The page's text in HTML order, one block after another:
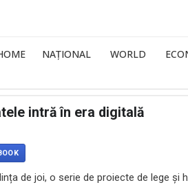
NAȚIONAL WORLD
intră în era digitală
de joi, o serie de proiecte de lege și